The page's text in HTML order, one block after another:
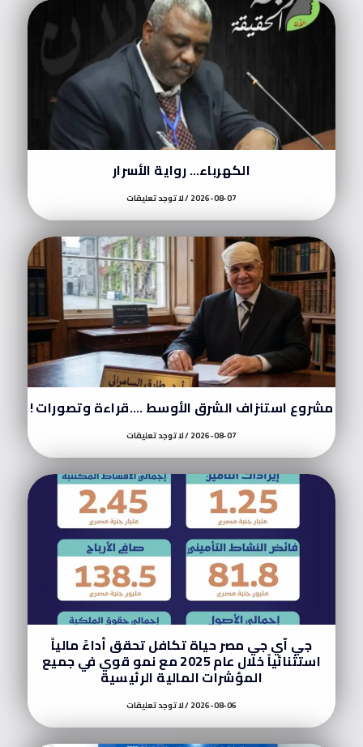
الكهرباء… رواية الأسرار
2026-08-07 لا توجد تعليقات
مشروع استنزاف الشرق الأوسط ….قراءة وتصورات !
2026-08-07 لا توجد تعليقات
جي آي جي مصر حياة تكافل تحقق أداءً مالياً
استثنائياً خلال عام 2025 مع نمو قوي في جميع
المؤشرات المالية الرئيسية
2026-08-06 لا توجد تعليقات